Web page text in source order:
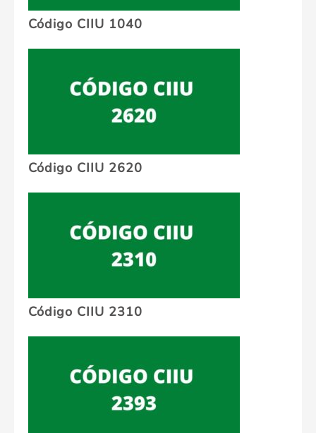
Código CIIU 1040
Código CIIU 2620
Código CIIU 2310